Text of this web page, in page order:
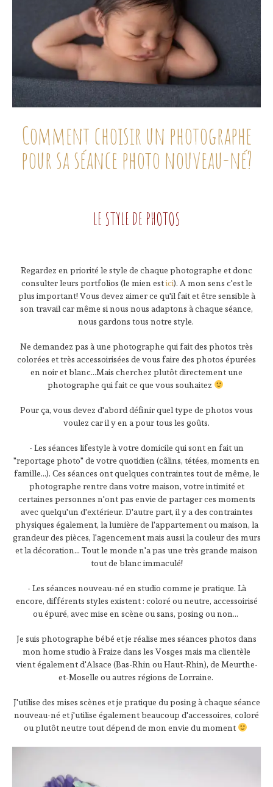
Comment choisir un photographe
pour sa séance photo nouveau-né?
LE STYLE DE PHOTOS
Regardez en priorité le style de chaque photographe et donc
consulter leurs portfolios (le mien estici). A mon sens c'est le
plus important! Vous devez aimer ce qu'il fait et être sensible à
son travail car même si nous nous adaptons à chaque séance,
nous gardons tous notre style.
Ne demandez pas à une photographe qui fait des photos très
colorées et très accessoirisées de vous faire des photos épurées
en noir et blanc...Mais cherchez plutôt directement une
photographe qui fait ce que vous souhaitez
Pour ça, vous devez d'abord définir quel type de photos vous
voulez car il y en a pour tous les goûts.
- Les séances lifestyle à votre domicile qui sont en fait un
"reportage photo" de votre quotidien (câlins, tétées, moments en
famille...). Ces séances ont quelques contraintes tout de même, le
photographe rentre dans votre maison, votre intimité et
certaines personnes n'ont pas envie de partager ces moments
avec quelqu'un d'extérieur. D'autre part, il y a des contraintes
physiques également, la lumière de l'appartement ou maison, la
grandeur des pièces, l'agencement mais aussi la couleur des murs
et la décoration... Tout le monde n'a pas une très grande maison
tout de blanc immaculé!
- Les séances nouveau-né en studio comme je pratique. Là
encore, différents styles existent : coloré ou neutre, accessoirisé
ou épuré, avec mise en scène ou sans, posing ou non...
Je suis photographe bébé et je réalise mes séances photos dans
mon home studio à Fraize dans les Vosges mais ma clientèle
vient également d'Alsace (Bas-Rhin ou Haut-Rhin), de Meurthe-
et-Moselle ou autres régions de Lorraine.
J'utilise des mises scènes et je pratique du posing à chaque séance
nouveau-né et j'utilise également beaucoup d'accessoires, coloré
ou plutôt neutre tout dépend de mon envie du moment